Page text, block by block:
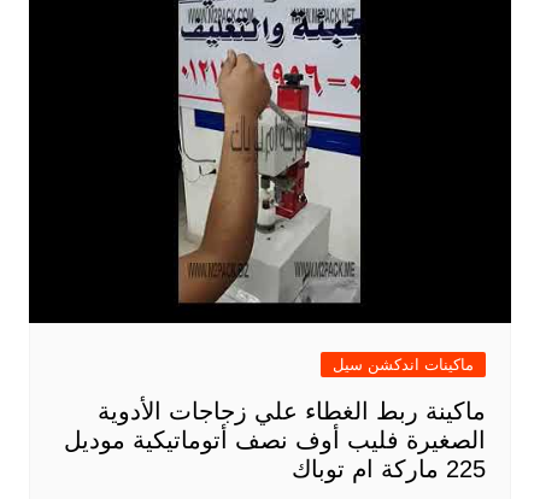
ماكينات اندكشن سيل
ماكينة ربط الغطاء علي زجاجات الأدوية
الصغيرة فليب أوف نصف أتوماتيكية موديل
225 ماركة ام توباك